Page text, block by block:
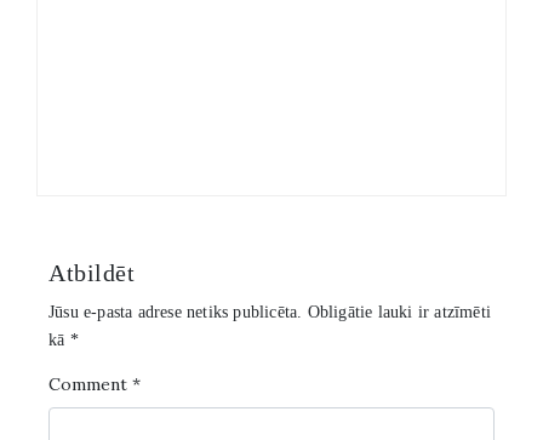
Atbildēt
Jūsu e-pasta adrese netiks publicēta. Obligātie lauki ir atzīmēti
kā *
Comment *